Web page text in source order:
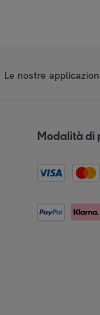
Le nostre
Modalità di